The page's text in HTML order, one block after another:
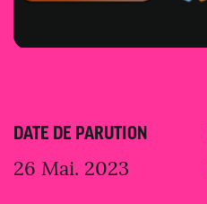
DATE DE PARUTION
26 Mai. 2023